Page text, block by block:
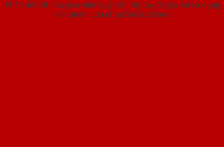
Phản hồi tốt của giáo viên luyện thi thpt quốc gia khi sử dụng
sản phẩm cửa nhựa SaiGonDoor